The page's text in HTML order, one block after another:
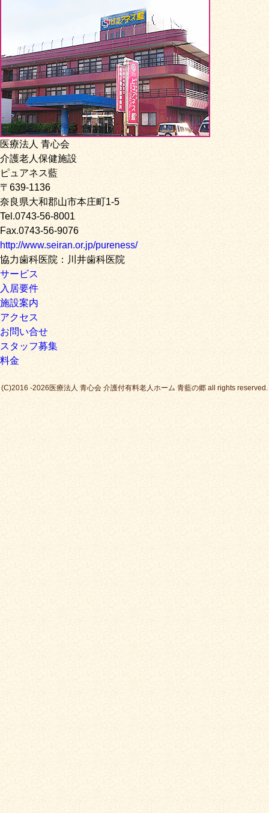
医療法人 青心会
介護老人保健施設
ピュアネス藍
〒639-1136
奈良県大和郡山市本庄町1-5
Tel.0743-56-8001
Fax.0743-56-9076
http://www.seiran.or.jp/pureness/
協力歯科医院：川井歯科医院
サービス
入居要件
施設案内
アクセス
お問い合せ
スタッフ募集
料金
(C)2016 -2026医療法人 青心会 介護付有料老人ホーム 青藍の郷 all rights reserved.